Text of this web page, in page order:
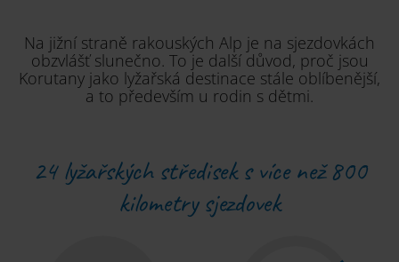
Na jižní straně rakouských Alp je na sjezdovkách
obzvlášť slunečno. To je další důvod, proč jsou
Korutany jako lyžařská destinace stále oblíbenější,
a to především u rodin s dětmi.
24 lyžařských středisek s více než 800
kilometry sjezdovek